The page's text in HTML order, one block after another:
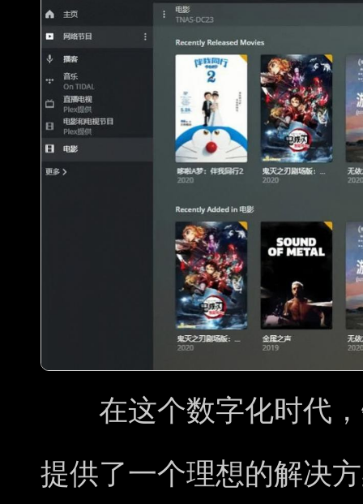
在这个数字化时代，
提供了一个理想的解决